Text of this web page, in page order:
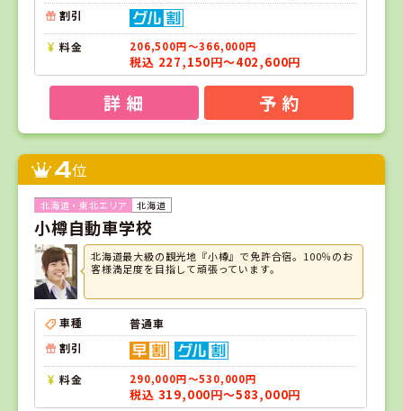
割引
料金 206,500円～366,000円
税込 227,150円～402,600円
詳 細 予 約
4位
北海道
小樽自動車学校
北海道最大級の観光地『小樽』で免許合宿。100％のお
客様満足度を目指して頑張っています。
車種
普通車
割引
料金 290,000円～530,000円
税込 319,000円～583,000円